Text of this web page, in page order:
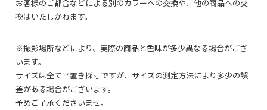
お客様のご都合などによる別のカラーへの交換や、他の商品への交
換はいたしかねます。
※撮影場所などにより、実際の商品と色味が多少異なる場合がござ
います。
サイズは全て平置き採寸ですが、サイズの測定方法により多少の誤
差がある場合がございます。
予めご了承くださいませ。